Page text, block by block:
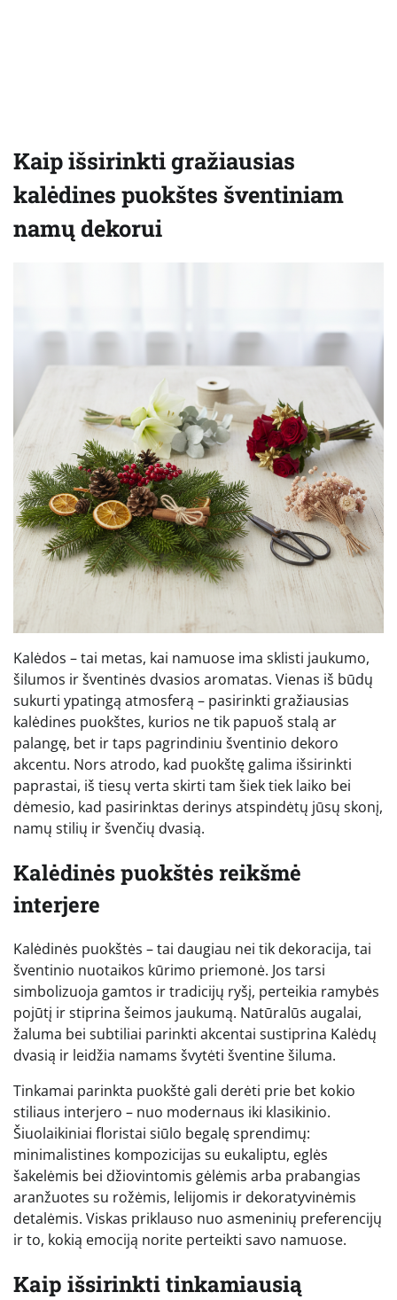
Kaip išsirinkti gražiausias
kalėdines puokštes šventiniam
namų dekorui
Kalėdos – tai metas, kai namuose ima sklisti jaukumo,
šilumos ir šventinės dvasios aromatas. Vienas iš būdų
sukurti ypatingą atmosferą – pasirinkti gražiausias
kalėdines puokštes, kurios ne tik papuoš stalą ar
palangę, bet ir taps pagrindiniu šventinio dekoro
akcentu. Nors atrodo, kad puokštę galima išsirinkti
paprastai, iš tiesų verta skirti tam šiek tiek laiko bei
dėmesio, kad pasirinktas derinys atspindėtų jūsų skonį,
namų stilių ir švenčių dvasią.
Kalėdinės puokštės reikšmė
interjere
Kalėdinės puokštės – tai daugiau nei tik dekoracija, tai
šventinio nuotaikos kūrimo priemonė. Jos tarsi
simbolizuoja gamtos ir tradicijų ryšį, perteikia ramybės
pojūtį ir stiprina šeimos jaukumą. Natūralūs augalai,
žaluma bei subtiliai parinkti akcentai sustiprina Kalėdų
dvasią ir leidžia namams švytėti šventine šiluma.
Tinkamai parinkta puokštė gali derėti prie bet kokio
stiliaus interjero – nuo modernaus iki klasikinio.
Šiuolaikiniai floristai siūlo begalę sprendimų:
minimalistines kompozicijas su eukaliptu, eglės
šakelėmis bei džiovintomis gėlėmis arba prabangias
aranžuotes su rožėmis, lelijomis ir dekoratyvinėmis
detalėmis. Viskas priklauso nuo asmeninių preferencijų
ir to, kokią emociją norite perteikti savo namuose.
Kaip išsirinkti tinkamiausią